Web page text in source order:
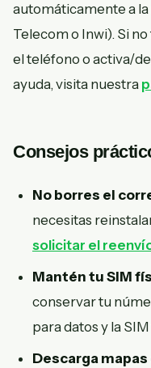
automáticamente a
Telecom o Inwi). Si
el teléfono o activa/
ayuda, visita nuestra
Consejos
No borres el
necesitas
solicitar el
Mantén tu SIM
conservar tu
para datos y la
Descarga